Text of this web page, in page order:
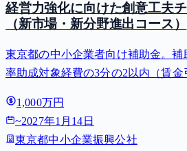
経営力強化に向けた創意工夫
（新市場・新分野進出コース）
東京都の中小企業者向け補助金。補
率助成対象経費の3分の2以内（賃
拓・新事業展開。⚠️受付開始 2027-
でき...
1,000万円
~2027年1月14日
東京都中小企業振興公社